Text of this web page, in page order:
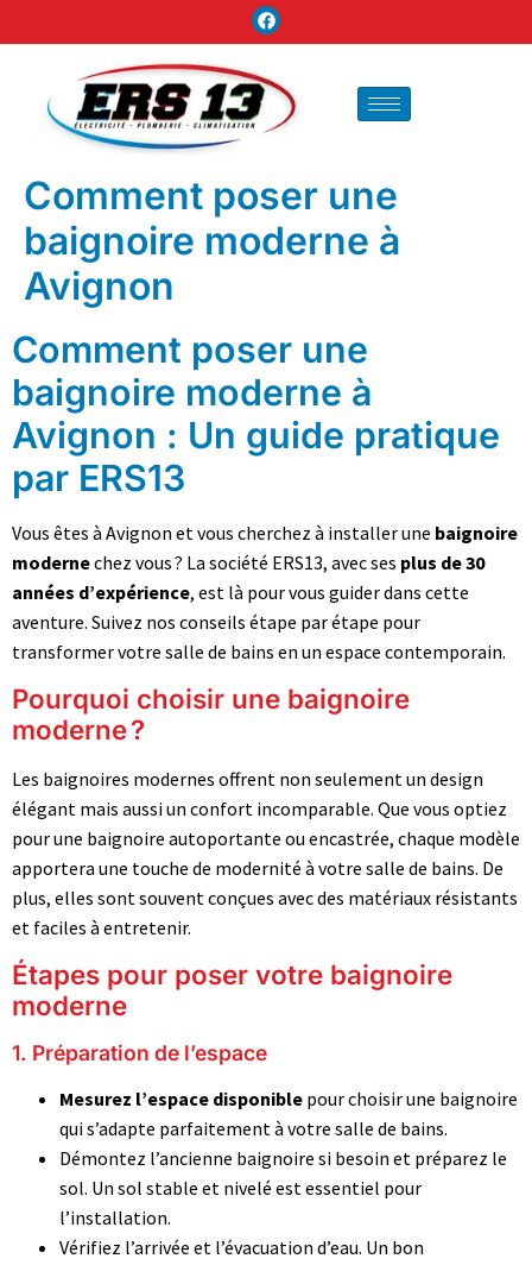
Comment poser une
baignoire moderne à
Avignon
Comment poser une
baignoire moderne à
Avignon : Un guide pratique
par ERS13
Vous êtes à Avignon et vous cherchez à installer une baignoire
modernechez vous ? La société ERS13, avec ses plus de 30
années d’expérience, est là pour vous guider dans cette
aventure. Suivez nos conseils étape par étape pour
transformer votre salle de bains en un espace contemporain.
Pourquoi choisir une baignoire
moderne ?
Les baignoires modernes offrent non seulement un design
élégant mais aussi un confort incomparable. Que vous optiez
pour une baignoire autoportante ou encastrée, chaque modèle
apportera une touche de modernité à votre salle de bains. De
plus, elles sont souvent conçues avec des matériaux résistants
et faciles à entretenir.
Étapes pour poser votre baignoire
moderne
1. Préparation de l’espace
Mesurez l’espace disponible pour choisir une baignoire
qui s’adapte parfaitement à votre salle de bains.
Démontez l’ancienne baignoire si besoin et préparez le
sol. Un sol stable et nivelé est essentiel pour
l’installation.
Vérifiez l’arrivée et l’évacuation d’eau. Un bon